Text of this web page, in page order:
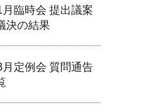
臨時会 提出議案
決の結果
定例会 質問通告